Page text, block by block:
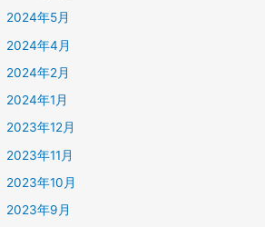
2024年5月
2024年4月
2024年2月
2024年1月
2023年12月
2023年11月
2023年10月
2023年9月